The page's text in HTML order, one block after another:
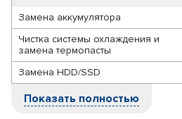
Замена аккумулятора
Чистка системы охлаждения и
замена термопасты
Замена HDD/SSD
Показать полностью